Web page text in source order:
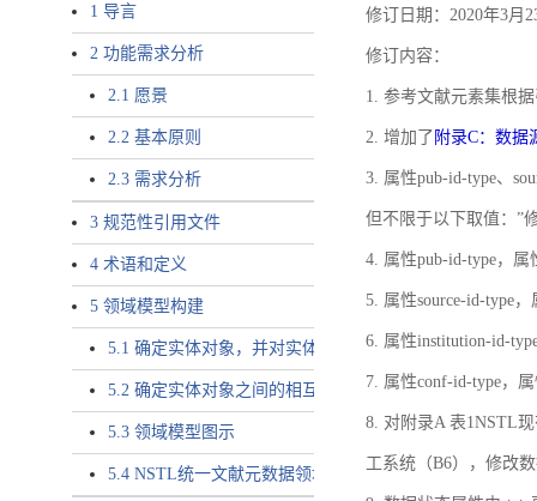
1 导言
2 功能需求分析
2.1 愿景
2.2 基本原则
2.3 需求分析
3 规范性引用文件
4 术语和定义
5 领域模型构建
5.1 确定实体对象，并对实体对象命名
5.2 确定实体对象之间的相互关系，定义实体对象之间的
5.3 领域模型图示
5.4 NSTL统一文献元数据领域模型的验证
修订日期：2020年3月
修订内容：
1. 参考文献元素集根
2. 增加了 附录C：数据
3. 属性pub-id-type、
但不限于以下取值：”
4. 属性pub-id-type，属
5. 属性source-id-type
6. 属性institution-id-
7. 属性conf-id-type，
8. 对附录A 表1NSTL
工系统（B6），修改